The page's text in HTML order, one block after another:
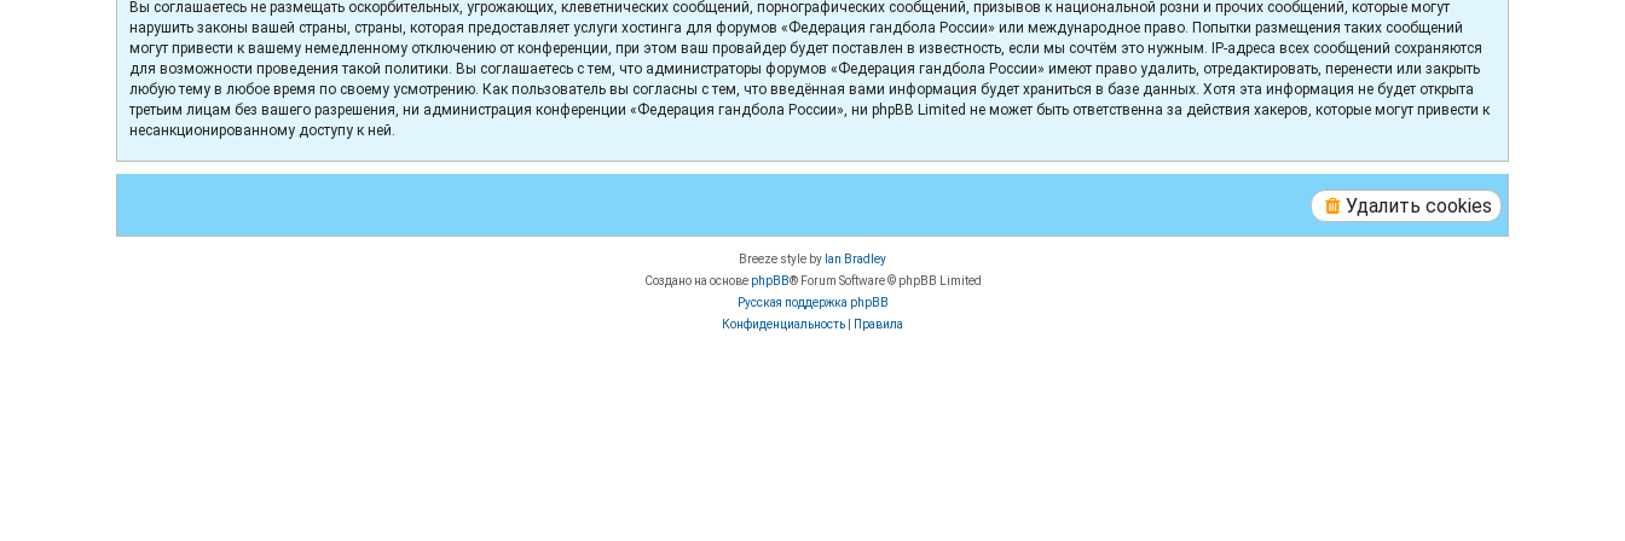
Вы соглашаетесь не размещать оскорбительных, угрожающих, клеветнических сообщений, порнографических сообщений, призывов к национальной розни и прочих сообщений, которые могут
нарушить законы вашей страны, страны, которая предоставляет услуги хостинга для форумов «Федерация гандбола России» или международное право. Попытки размещения таких сообщений
могут привести к вашему немедленному отключению от конференции, при этом ваш провайдер будет поставлен в известность, если мы сочтём это нужным. IP-адреса всех сообщений сохраняются
для возможности проведения такой политики. Вы соглашаетесь с тем, что администраторы форумов «Федерация гандбола России» имеют право удалить, отредактировать, перенести или закрыть
любую тему в любое время по своему усмотрению. Как пользователь вы согласны с тем, что введённая вами информация будет храниться в базе данных. Хотя эта информация не будет открыта
третьим лицам без вашего разрешения, ни администрация конференции «Федерация гандбола России», ни phpBB Limited не может быть ответственна за действия хакеров, которые могут привести к
несанкционированному доступу к ней.
Удалить cookies
Breeze style by Ian Bradley
Создано на основе phpBB® Forum Software © phpBB Limited
Русская поддержка phpBB
Конфиденциальность
Правила